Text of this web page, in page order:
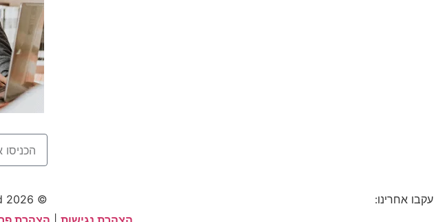
עקבו אחרינו:
© 2026 All Rights Reserved